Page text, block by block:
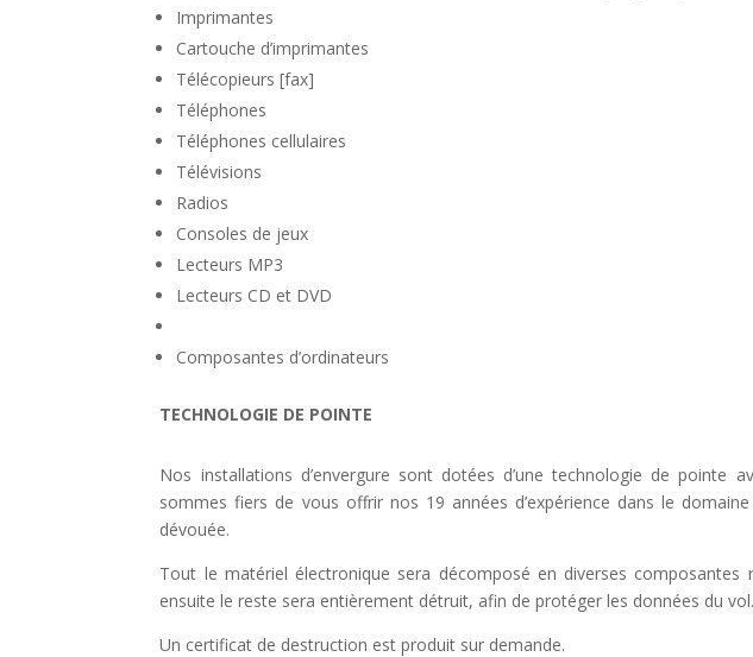
Imprimantes
Cartouche d’imprimantes
Télécopieurs [fax]
Téléphones
Téléphones cellulaires
Télévisions
Radios
Consoles de jeux
Lecteurs MP3
Lecteurs CD et DVD
Composantes d’ordinateurs
TECHNOLOGIE DE POINTE
Nos installations d’envergure sont dotées d’une technologie de pointe
sommes fiers de vous offrir nos 19 années d’expérience dans le
dévouée.
Tout le matériel électronique sera décomposé en diverses composantes
ensuite le reste sera entièrement détruit, afin de protéger les données du vol.
Un certificat de destruction est produit sur demande.